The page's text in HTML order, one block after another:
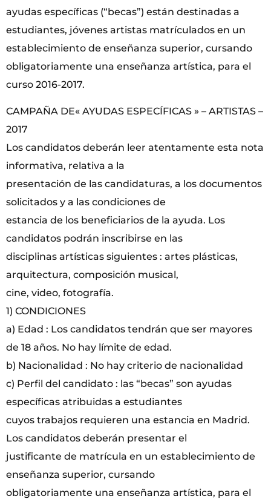
ayudas específicas (“becas”) están destinadas a
estudiantes, jóvenes artistas matrículados en un
establecimiento de enseñanza superior, cursando
obligatoriamente una enseñanza artística, para el
curso 2016-2017.
CAMPAÑA DE« AYUDAS ESPECÍFICAS » – ARTISTAS –
2017
Los candidatos deberán leer atentamente esta nota
informativa, relativa a la
presentación de las candidaturas, a los documentos
solicitados y a las condiciones de
estancia de los beneficiarios de la ayuda. Los
candidatos podrán inscribirse en las
disciplinas artísticas siguientes : artes plásticas,
arquitectura, composición musical,
cine, video, fotografía.
1) CONDICIONES
a) Edad : Los candidatos tendrán que ser mayores
de 18 años. No hay límite de edad.
b) Nacionalidad : No hay criterio de nacionalidad
c) Perfil del candidato : las “becas” son ayudas
específicas atribuidas a estudiantes
cuyos trabajos requieren una estancia en Madrid.
Los candidatos deberán presentar el
justificante de matrícula en un establecimiento de
enseñanza superior, cursando
obligatoriamente una enseñanza artística, para el